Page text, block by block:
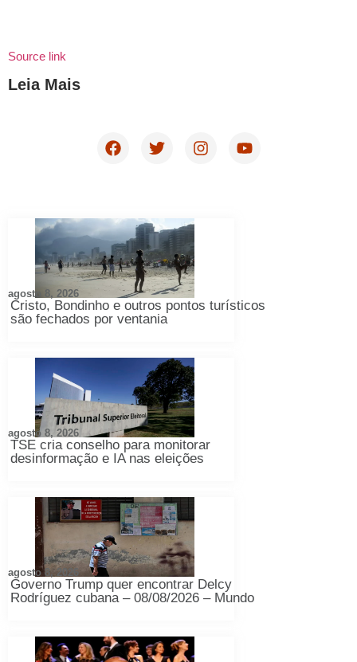
Source link
Leia Mais
Cristo, Bondinho e outros pontos turísticos
são fechados por ventania
agosto 8, 2026
TSE cria conselho para monitorar
desinformação e IA nas eleições
agosto 8, 2026
Governo Trump quer encontrar Delcy
Rodríguez cubana – 08/08/2026 – Mundo
agosto 8, 2026